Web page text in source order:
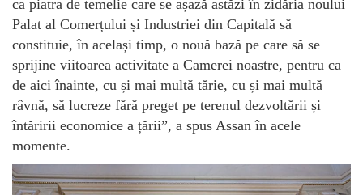
ca piatra de temelie care se așază astăzi în zidăria noului
Palat al Comerțului și Industriei din Capitală să
constituie, în același timp, o nouă bază pe care să se
sprijine viitoarea activitate a Camerei noastre, pentru ca
de aici înainte, cu și mai multă tărie, cu și mai multă
râvnă, să lucreze fără preget pe terenul dezvoltării și
întăririi economice a țării”, a spus Assan în acele
momente.